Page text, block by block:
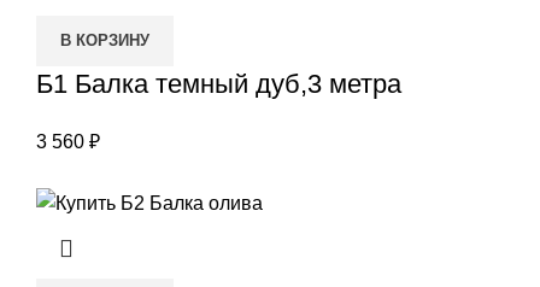
В КОРЗИНУ
Б1 Балка темный дуб,3 метра
3 560 ₽